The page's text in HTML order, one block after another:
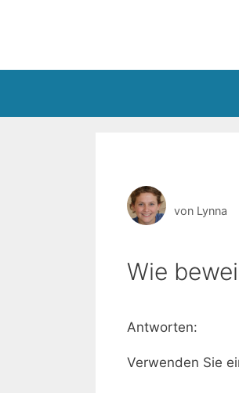
von Lynna
Wie
Antworten:
Verwenden Sie